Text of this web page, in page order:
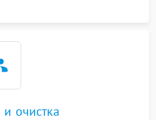
очистка